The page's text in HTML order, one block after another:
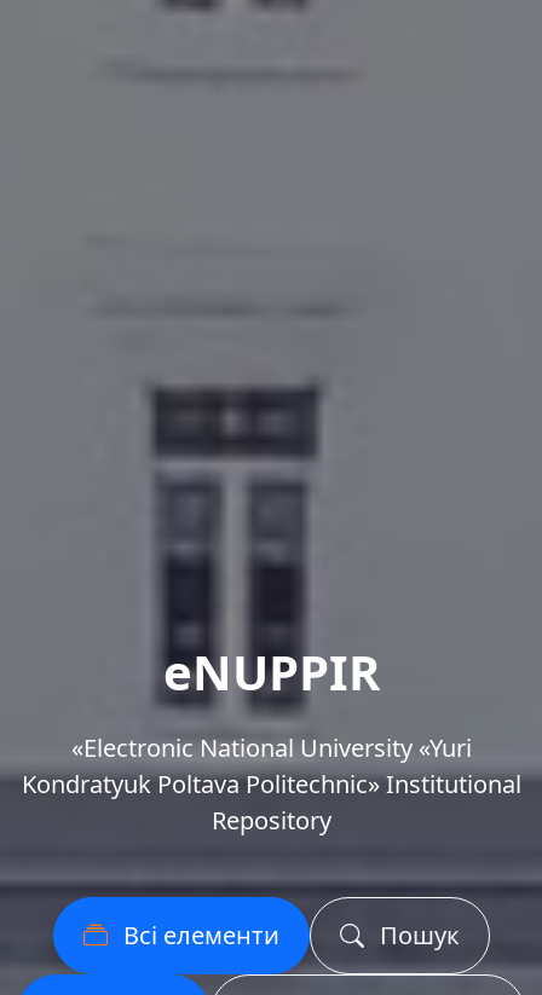
eNUPPIR
«Еlectronic National University «Yuri
Kondratyuk Poltava Politechnic» Institutional
Repository
Всі елементи Пошук